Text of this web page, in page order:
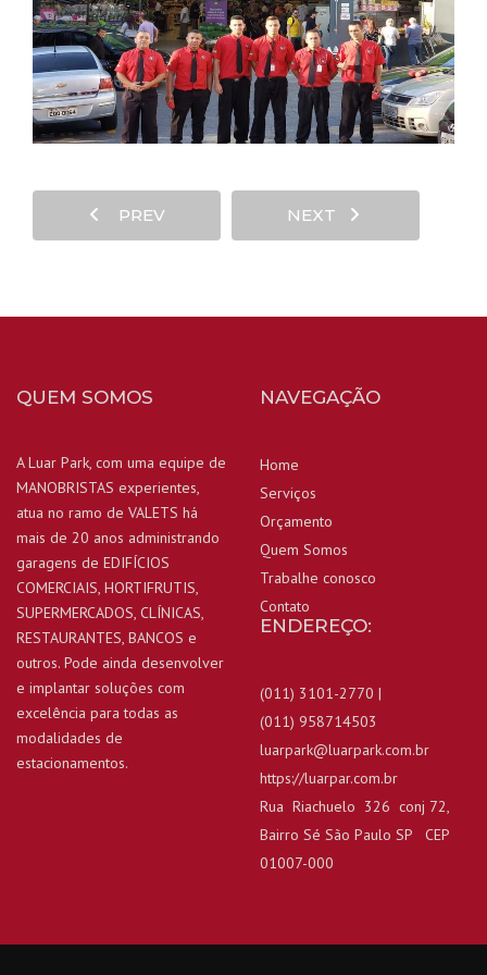
PREV NEXT
QUEM SOMOS
A Luar Park, com uma equipe de
MANOBRISTAS experientes,
atua no ramo de VALETS há
mais de 20 anos administrando
garagens de EDIFÍCIOS
COMERCIAIS, HORTIFRUTIS,
SUPERMERCADOS, CLÍNICAS,
RESTAURANTES, BANCOS e
outros. Pode ainda desenvolver
e implantar soluções com
excelência para todas as
modalidades de
estacionamentos.
NAVEGAÇÃO
Home
Serviços
Orçamento
Quem Somos
Trabalhe conosco
Contato
ENDEREÇO:
(011) 3101-2770 |
(011) 958714503
luarpark@luarpark.com.br
https://luarpar.com.br
Rua Riachuelo 326 conj 72,
Bairro Sé São Paulo SP CEP
01007-000